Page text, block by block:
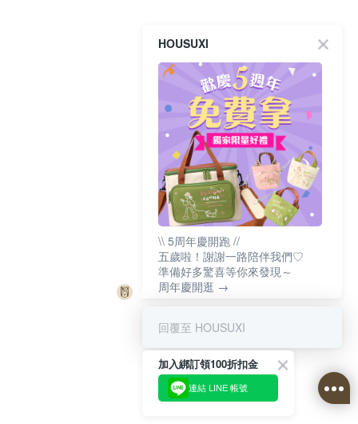
HOUSUXI
\\ 5周年慶開跑 //
五歲啦！謝謝一路陪伴我們♡
準備好多驚喜等你來發現～
周年慶開逛 →
回覆至 HOUSUXI
加入綁訂領100折扣金
連結 LINE 帳號